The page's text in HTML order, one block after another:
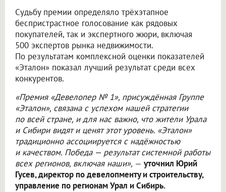
Судьбу премии определяло трёхэтапное
беспристрастное голосование как рядовых
покупателей, так и экспертного жюри, включая
500 экспертов рынка недвижимости.
По результатам комплексной оценки показателей
«Эталон» показал лучший результат среди всех
конкурентов.
«Премия «Девелопер № 1», присуждённая Группе
«Эталон», связана с успехом нашей стратегии
по всей стране, и для нас важно, что жители Урала
и Сибири видят и ценят этот уровень. «Эталон»
традиционно ассоциируется с надёжностью
и качеством. Победа — результат системной работы
всех регионов, включая наши», — уточнил Юрий
Гусев, директор по девелопменту и строительству,
управление по регионам Урал и Сибирь.